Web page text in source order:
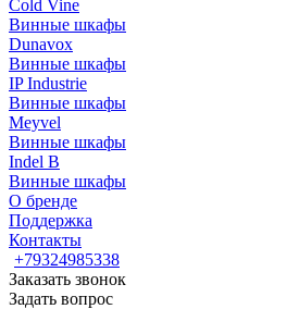
Cold Vine
Винные шкафы
Dunavox
Винные шкафы
IP Industrie
Винные шкафы
Meyvel
Винные шкафы
Indel B
Винные шкафы
О бренде
Поддержка
Контакты
+79324985338
Заказать звонок
Задать вопрос